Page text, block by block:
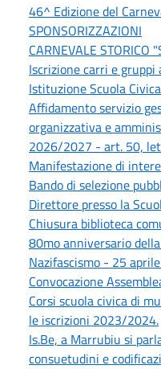
46^ Edizione del
SPONSORIZZAZIONI
CARNEVALE STORICO
Iscrizione carri e gruppi
Istituzione Scuola
Affidamento servizio
organizzativa e
2026/2027 - art. 50,
Manifestazione di
Bando di selezione
Direttore presso la
Chiusura biblioteca
80mo anniversario
Nazifascismo - 25
Convocazione
Corsi scuola civica di
le iscrizioni 2023/2024.
Is.Be, a Marrubiu si
consuetudini e